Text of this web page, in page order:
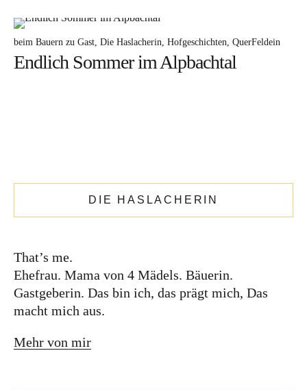
Hofgeschichten
Rund ums Jahr
DIE KATHARINA
beim Bauern zu Gast Die Haslacherin Hofgeschichten QuerFeldein
Endlich Sommer im Alpbachtal
DIE HASLACHERIN
That’s me.
Ehefrau. Mama von 4 Mädels. Bäuerin.
Gastgeberin. Das bin ich, das prägt mich, Das
macht mich aus.
Mehr von mir